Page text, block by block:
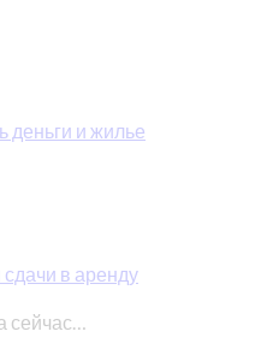
деньги и жилье
в аренду
сейчас…